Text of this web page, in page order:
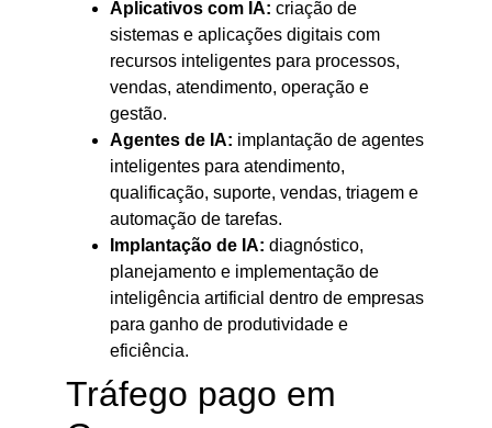
Aplicativos com IA: criação de
sistemas e aplicações digitais com
recursos inteligentes para processos,
vendas, atendimento, operação e
gestão.
Agentes de IA: implantação de agentes
inteligentes para atendimento,
qualificação, suporte, vendas, triagem e
automação de tarefas.
Implantação de IA: diagnóstico,
planejamento e implementação de
inteligência artificial dentro de empresas
para ganho de produtividade e
eficiência.
Tráfego pago em